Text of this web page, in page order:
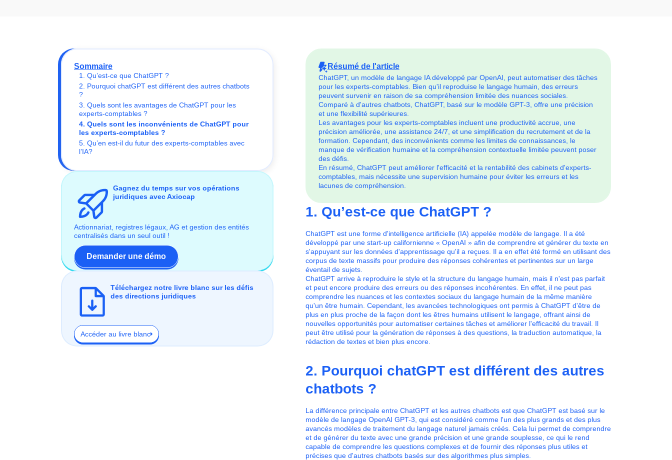
Sommaire
1. Qu’est-ce que ChatGPT ?
2. Pourquoi chatGPT est différent des autres chatbots
?
3. Quels sont les avantages de ChatGPT pour les
experts-comptables ?
4. Quels sont les inconvénients de ChatGPT pour
les experts-comptables ?
5. Qu’en est-il du futur des experts-comptables avec
l’IA?
Gagnez du temps sur vos opérations
juridiques avec Axiocap
Actionnariat, registres légaux, AG et gestion des entités
centralisés dans un seul outil !
Demander une démo
Téléchargez notre livre blanc sur les défis
des directions juridiques
Accéder au livre blanc
Résumé de l'article
ChatGPT, un modèle de langage IA développé par OpenAI, peut automatiser des tâches
pour les experts-comptables. Bien qu'il reproduise le langage humain, des erreurs
peuvent survenir en raison de sa compréhension limitée des nuances sociales.
Comparé à d'autres chatbots, ChatGPT, basé sur le modèle GPT-3, offre une précision
et une flexibilité supérieures.
Les avantages pour les experts-comptables incluent une productivité accrue, une
précision améliorée, une assistance 24/7, et une simplification du recrutement et de la
formation. Cependant, des inconvénients comme les limites de connaissances, le
manque de vérification humaine et la compréhension contextuelle limitée peuvent poser
des défis.
En résumé, ChatGPT peut améliorer l'efficacité et la rentabilité des cabinets d'experts-
comptables, mais nécessite une supervision humaine pour éviter les erreurs et les
lacunes de compréhension.
1. Qu’est-ce que ChatGPT ?
ChatGPT est une forme d'intelligence artificielle (IA) appelée modèle de langage. Il a été
développé par une start-up californienne « OpenAI » afin de comprendre et générer du texte en
s'appuyant sur les données d'apprentissage qu'il a reçues. Il a en effet été formé en utilisant des
corpus de texte massifs pour produire des réponses cohérentes et pertinentes sur un large
éventail de sujets.
ChatGPT arrive à reproduire le style et la structure du langage humain, mais il n'est pas parfait
et peut encore produire des erreurs ou des réponses incohérentes. En effet, il ne peut pas
comprendre les nuances et les contextes sociaux du langage humain de la même manière
qu'un être humain. Cependant, les avancées technologiques ont permis à ChatGPT d'être de
plus en plus proche de la façon dont les êtres humains utilisent le langage, offrant ainsi de
nouvelles opportunités pour automatiser certaines tâches et améliorer l'efficacité du travail. Il
peut être utilisé pour la génération de réponses à des questions, la traduction automatique, la
rédaction de textes et bien plus encore.
2. Pourquoi chatGPT est différent des autres
chatbots ?
La différence principale entre ChatGPT et les autres chatbots est que ChatGPT est basé sur le
modèle de langage OpenAI GPT-3, qui est considéré comme l'un des plus grands et des plus
avancés modèles de traitement du langage naturel jamais créés. Cela lui permet de comprendre
et de générer du texte avec une grande précision et une grande souplesse, ce qui le rend
capable de comprendre les questions complexes et de fournir des réponses plus utiles et
précises que d'autres chatbots basés sur des algorithmes plus simples.